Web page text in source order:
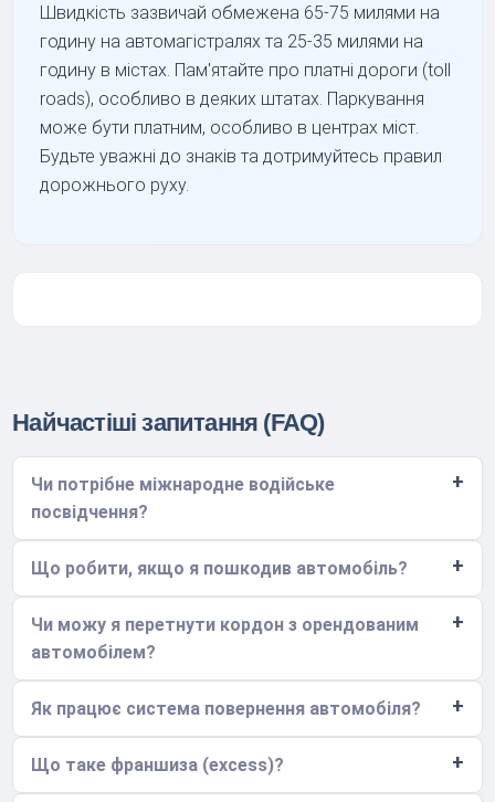
Швидкість зазвичай обмежена 65-75 милями на
годину на автомагістралях та 25-35 милями на
годину в містах. Пам'ятайте про платні дороги (toll
roads), особливо в деяких штатах. Паркування
може бути платним, особливо в центрах міст.
Будьте уважні до знаків та дотримуйтесь правил
дорожнього руху.
Найчастіші запитання (FAQ)
Чи потрібне міжнародне водійське
посвідчення?
Що робити, якщо я пошкодив автомобіль?
Чи можу я перетнути кордон з орендованим
автомобілем?
Як працює система повернення автомобіля?
Що таке франшиза (excess)?